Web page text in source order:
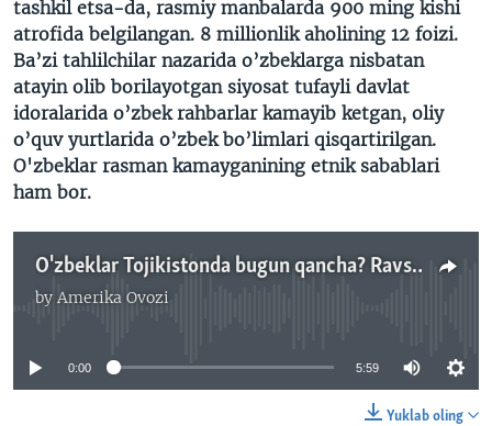
tashkil etsa-da, rasmiy manbalarda 900 ming kishi
atrofida belgilangan. 8 millionlik aholining 12 foizi.
Ba’zi tahlilchilar nazarida o’zbeklarga nisbatan
atayin olib borilayotgan siyosat tufayli davlat
idoralarida o’zbek rahbarlar kamayib ketgan, oliy
o’quv yurtlarida o’zbek bo’limlari qisqartirilgan.
O'zbeklar rasman kamayganining etnik sabablari
ham bor.
O'zbeklar Tojikistonda bugun qancha? Ravshan Shams
by Amerika Ovozi
No media source currently available
0:00 5:59
Yuklab oling